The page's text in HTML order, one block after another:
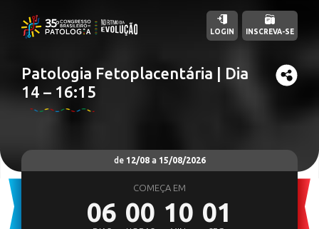
Patologia Fetoplacentária | Dia
14 – 16:15
LOGIN INSCREVA-SE
de 12/08a 15/08/2026
COMEÇA EM
06 00 10 00